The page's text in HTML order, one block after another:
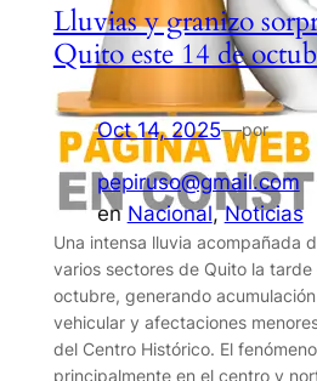
Lluvias y granizo
Quito este 14 de
Oct 14, 2025—por
pepiruso@gmail.com
en Nacional, Noticias
Una intensa lluvia acompañada
varios sectores de Quito la tarde
octubre, generando
vehicular y afectaciones
del Centro Histórico. El
principalmente en el centro y